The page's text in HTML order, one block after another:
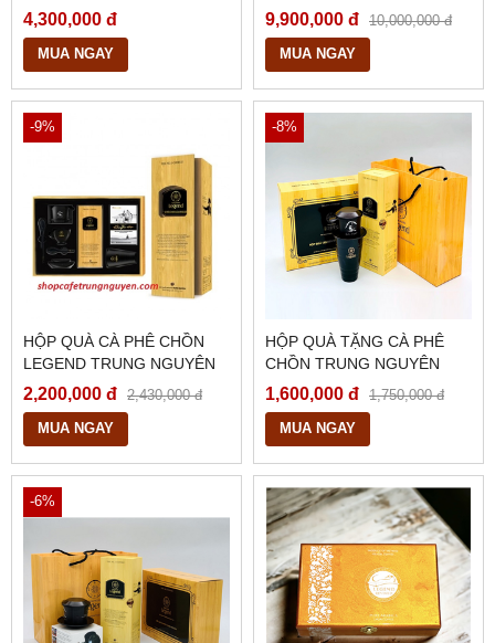
4,300,000 đ
MUA NGAY
ĐẲNG CẤP
9,900,000 đ 10,000,000 đ
MUA NGAY
-9%
HỘP QUÀ CÀ PHÊ CHỒN
LEGEND TRUNG NGUYÊN
2,200,000 đ 2,430,000 đ
MUA NGAY
-8%
HỘP QUÀ TẶNG CÀ PHÊ
CHỒN TRUNG NGUYÊN
LEGEND
1,600,000 đ 1,750,000 đ
MUA NGAY
-6%